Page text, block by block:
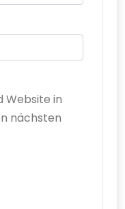
Website in
nächsten